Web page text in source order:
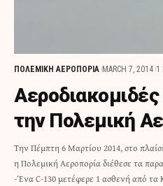
ΠΟΛΕΜΙΚΗ ΑΕΡΟΠΟΡΙΑ MARCH 7, 2014 1
την Πολεμική
Την Πέμπτη 6 Μαρτίου 2014, στο
η Πολεμική Αεροπορία διέθεσε τα
-Ένα C-130 μετέφερε 1 ασθενή από